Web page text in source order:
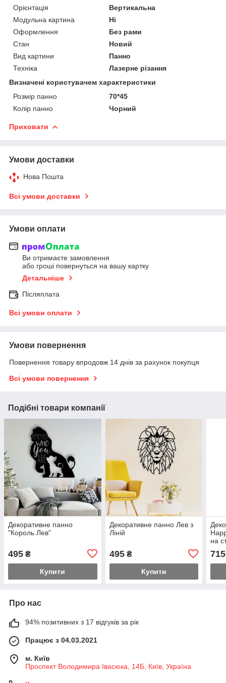
Орієнтація
Вертикальна
Модульна картина
Ні
Оформлення
Без рами
Стан
Новий
Вид картини
Панно
Техніка
Лазерне різання
Визначені користувачем характеристики
Розмір панно
70*45
Колір панно
Чорний
Приховати
Умови доставки
Нова Пошта
Всі умови доставки
Умови оплати
Ви отримаєте замовлення
або гроші повернуться на вашу картку
Детальніше
Післяплата
Всі умови оплати
Умови повернення
Повернення товару впродовж 14 днів за рахунок покупця
Всі умови повернення
Подібні товари компанії
Декоративне панно
"Король Лев"
495 ₴
Купити
Декоративне панно Лев з
Ліній
495₴
Купити
на
715
Про нас
94% позитивних з 17 відгуків за рік
Працює з 04.03.2021
м. Київ
Проспект Володимира Івасюка, 14Б, Київ, Україна